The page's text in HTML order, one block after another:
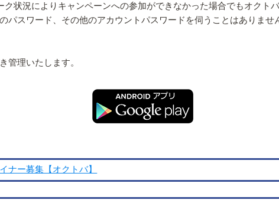
状況によりキャンペーンへの参加ができなかった場合でもオクト
スワード、その他のアカウントパスワードを伺うことはありませ
管理いたします。
ナー募集【オクトバ】